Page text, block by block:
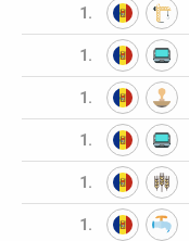
1.
1.
1.
1.
1.
1.